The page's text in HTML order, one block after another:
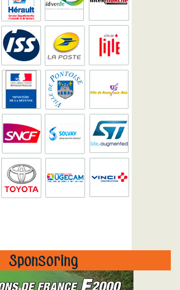
Sponsoring